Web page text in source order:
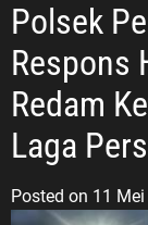
Polsek
Respons
Redam
Laga
Posted on 11